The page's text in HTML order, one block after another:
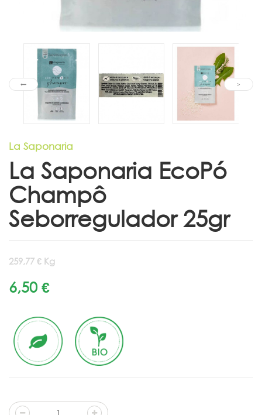
La Saponaria
La Saponaria EcoPó
Champô
Seborregulador 25gr
259,77 € Kg
6,50 €